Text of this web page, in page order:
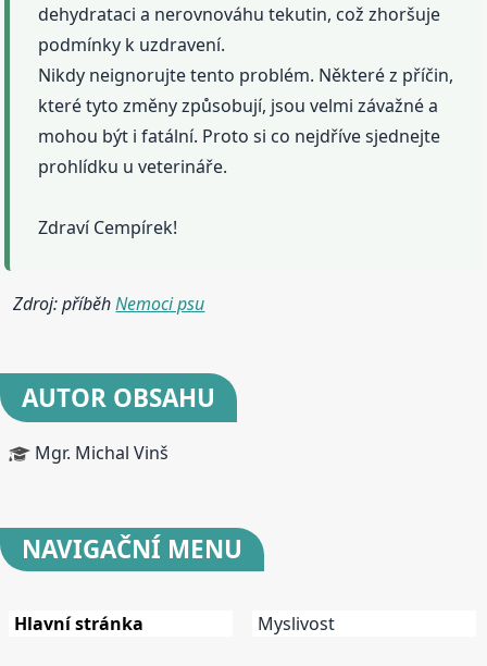
dehydrataci a nerovnováhu tekutin, což zhoršuje
podmínky k uzdravení.
Nikdy neignorujte tento problém. Některé z příčin,
které tyto změny způsobují, jsou velmi závažné a
mohou být i fatální. Proto si co nejdříve sjednejte
prohlídku u veterináře.
Zdraví Cempírek!
Zdroj: příběhNemoci psu
AUTOR OBSAHU
Mgr. Michal Vinš
NAVIGAČNÍ MENU
Hlavní stránka Myslivost